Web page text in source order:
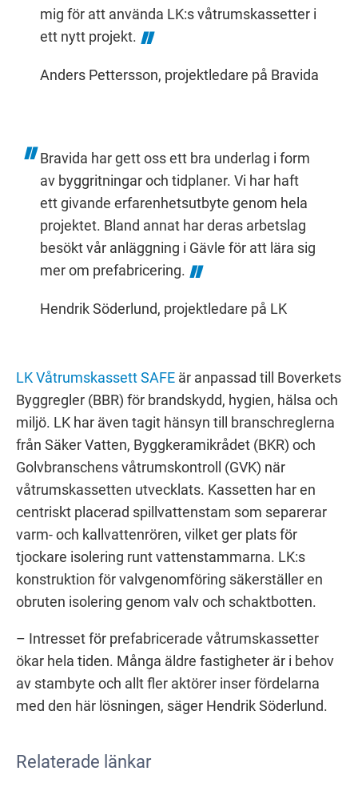
mig för att använda LK:s våtrumskassetter i
ett nytt projekt.
Anders Pettersson, projektledare på Bravida
Bravida har gett oss ett bra underlag i form
av byggritningar och tidplaner. Vi har haft
ett givande erfarenhetsutbyte genom hela
projektet. Bland annat har deras arbetslag
besökt vår anläggning i Gävle för att lära sig
mer om prefabricering.
Hendrik Söderlund, projektledare på LK
LK Våtrumskassett SAFE är anpassad till Boverkets
Byggregler (BBR) för brandskydd, hygien, hälsa och
miljö. LK har även tagit hänsyn till branschreglerna
från Säker Vatten, Byggkeramikrådet (BKR) och
Golvbranschens våtrumskontroll (GVK) när
våtrumskassetten utvecklats. Kassetten har en
centriskt placerad spillvattenstam som separerar
varm- och kallvattenrören, vilket ger plats för
tjockare isolering runt vattenstammarna. LK:s
konstruktion för valvgenomföring säkerställer en
obruten isolering genom valv och schaktbotten.
– Intresset för prefabricerade våtrumskassetter
ökar hela tiden. Många äldre fastigheter är i behov
av stambyte och allt fler aktörer inser fördelarna
med den här lösningen, säger Hendrik Söderlund.
Relaterade länkar